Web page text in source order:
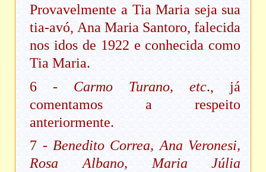
Provavelmente a Tia Maria seja sua
tia-avó, Ana Maria Santoro, falecida
nos idos de 1922 e conhecida como
Tia Maria.
6 - Carmo Turano, etc., já
comentamos a respeito
anteriormente.
7 - Benedito Correa, Ana Veronesi,
Rosa Albano, Maria Júlia